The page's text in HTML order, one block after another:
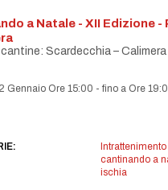
a Natale - XII Edizione -
Scardecchia –
Gennaio Ore 15:00 -fino a Ore
Intrattenimento
cantinando a
ischia